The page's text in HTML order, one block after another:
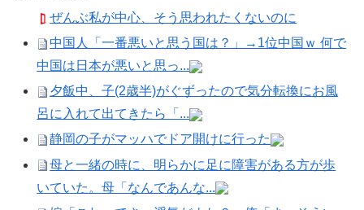
ぜんぶ私が中心、そう思われたくないのに
中国人「一番悪いと思う国は？」→1位中国ｗ 何で
中国は日本が悪いと思っ...
夕飯中、子(2歳半)がぐずったので気分転換にお風
呂に入れて出てきたら「...
静岡の子がマッハでドア開けに行った
母と一緒の時に、明らかに足に障害がある方が歩
いていた。母「なんであんな...